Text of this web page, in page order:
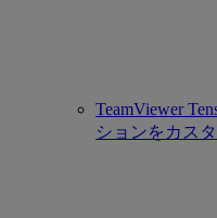
TeamViewer
ションをカス